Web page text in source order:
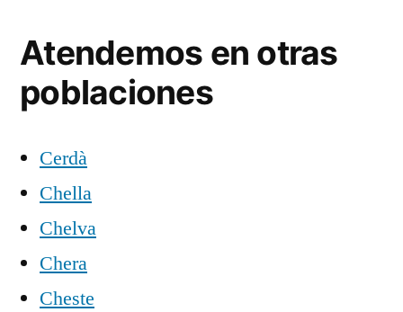
Atendemos en otras
poblaciones
Cerdà
Chella
Chelva
Chera
Cheste